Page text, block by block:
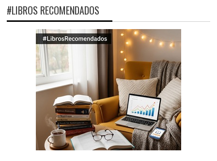
#LIBROS RECOMENDADOS